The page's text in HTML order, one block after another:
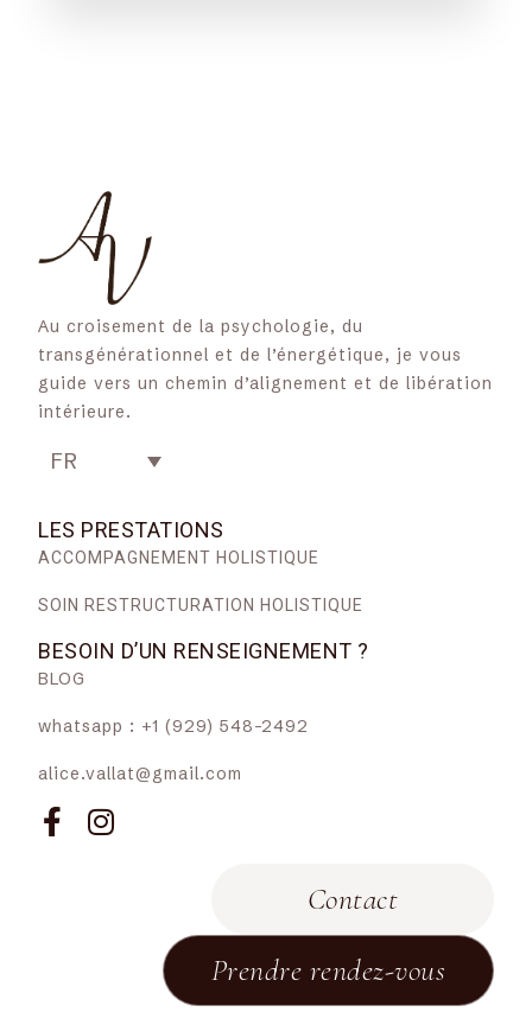
Au croisement de la psychologie, du
transgénérationnel et de l’énergétique, je vous
guide vers un chemin d’alignement et de libération
intérieure.
FR
LES PRESTATIONS
ACCOMPAGNEMENT HOLISTIQUE
SOIN RESTRUCTURATION HOLISTIQUE
BESOIN D’UN RENSEIGNEMENT ?
BLOG
whatsapp : +1 (929) 548-2492
alice.vallat@gmail.com
Contact
Prendre rendez-vous